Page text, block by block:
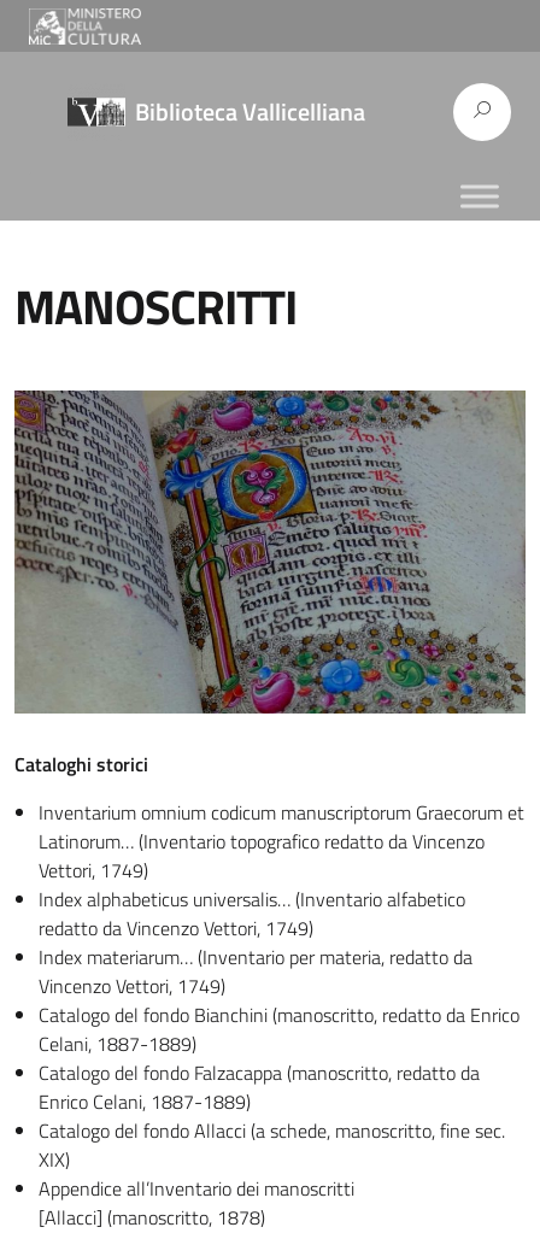
Biblioteca Vallicelliana
MANOSCRITTI
Cataloghi storici
Inventarium omnium codicum manuscriptorum Graecorum et
Latinorum… (Inventario topografico redatto da Vincenzo
Vettori, 1749)
Index alphabeticus universalis… (Inventario alfabetico
redatto da Vincenzo Vettori, 1749)
Index materiarum… (Inventario per materia, redatto da
Vincenzo Vettori, 1749)
Catalogo del fondo Bianchini (manoscritto, redatto da Enrico
Celani, 1887-1889)
Catalogo del fondo Falzacappa (manoscritto, redatto da
Enrico Celani, 1887-1889)
Catalogo del fondo Allacci (a schede, manoscritto, fine sec.
XIX)
Appendice all’Inventario dei manoscritti
[Allacci] (manoscritto, 1878)